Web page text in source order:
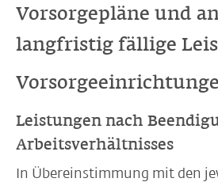
Vorsorgepläne und
langfristig fällige
Leistungen nach
Arbeitsverhältnisses
In Übereinstimmung mit den